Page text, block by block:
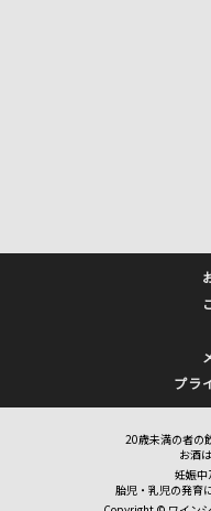
プラ
20歳未満の者の
お酒
妊娠中
胎児・乳児の発育